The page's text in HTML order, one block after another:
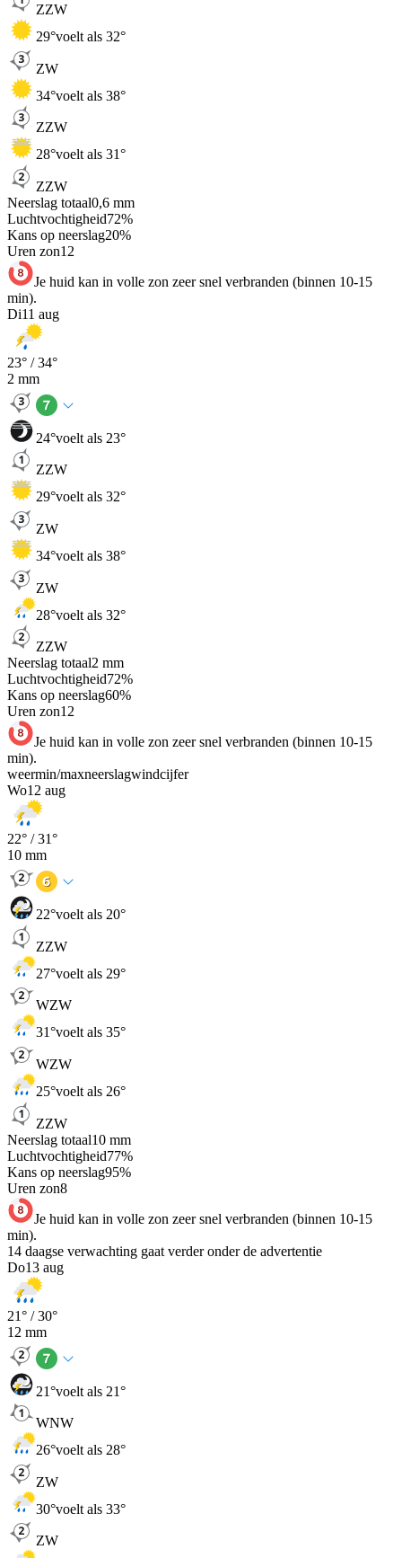
ZZW
29°voelt als 32°
ZW
34°voelt als 38°
ZZW
28°voelt als 31°
ZZW
Neerslag totaal0,6 mm
Luchtvochtigheid72%
Kans op neerslag20%
Uren zon12
Je huid kan in volle zon zeer snel verbranden (binnen 10-15
min).
Di11 aug
23° /34°
2 mm
24°voelt als 23°
ZZW
29°voelt als 32°
ZW
34°voelt als 38°
ZW
28°voelt als 32°
ZZW
Neerslag totaal2 mm
Luchtvochtigheid72%
Kans op neerslag60%
Uren zon12
Je huid kan in volle zon zeer snel verbranden (binnen 10-15
min).
weermin/maxneerslagwindcijfer
Wo12 aug
22° /31°
10 mm
22°voelt als 20°
ZZW
27°voelt als 29°
WZW
31°voelt als 35°
WZW
25°voelt als 26°
ZZW
Neerslag totaal10 mm
Luchtvochtigheid77%
Kans op neerslag95%
Uren zon8
Je huid kan in volle zon zeer snel verbranden (binnen 10-15
min).
14 daagse verwachting gaat verder onder de advertentie
Do13 aug
21° /30°
12 mm
21°voelt als 21°
WNW
26°voelt als 28°
ZW
30°voelt als 33°
ZW